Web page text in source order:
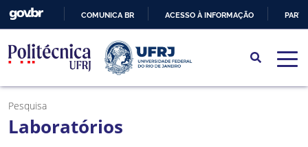
PARA
O
CONTEÚDO
COMUNICA BR ACESSO À INFORMAÇÃO
Pesquisa
Laboratórios